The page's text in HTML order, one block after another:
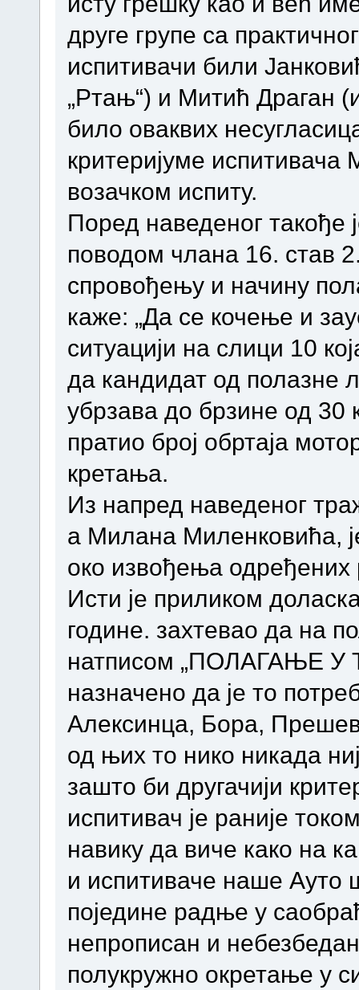
друге групе са
испитивачи били
„Ртањ“) и Митић Драган
било оваквих
критеријуме
возачком испиту.
Поред наведеног такође
поводом члана 16. став
спровођењу и начину
каже: „Да се кочење и
ситуацији на слици 10
да кандидат од полазне
убрзава до брзине од 30
пратио број обртаја
кретања.
Из напред наведеног
а Милана Миленковића,
око извођења
Исти је приликом
године. захтевао да на
натписом „ПОЛАГАЊЕ У
назначено да је то
Алексинца, Бора,
од њих то нико никада
зашто би другачији
испитивач је раније
навику да виче како на
и испитиваче наше Ауто
поједине радње у
непрописан и
полукружно окретање у